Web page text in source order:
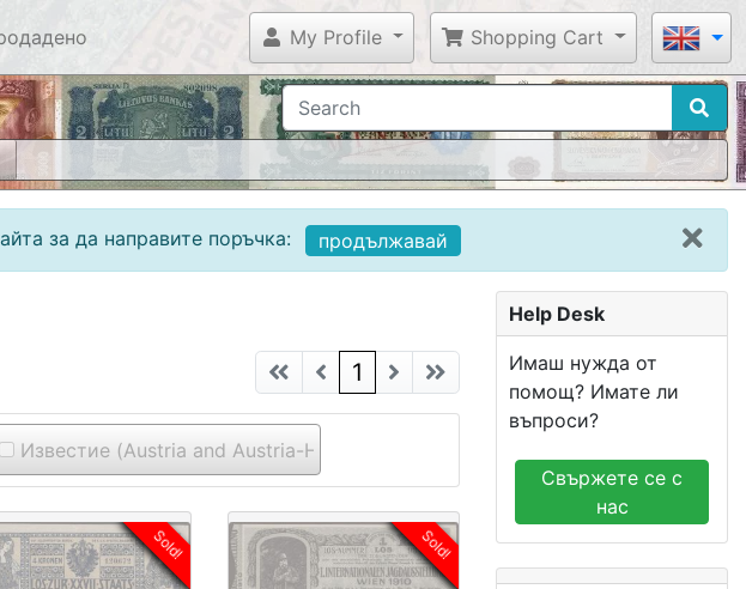
My Profile Shopping Cart
за да направите поръчка: продължавай
1 (current)
Известие (Austria and Austria-Hungary)
Sold! Sold!
Help Desk
Имаш нужда от
помощ? Имате ли
въпроси?
Свържете се с
нас